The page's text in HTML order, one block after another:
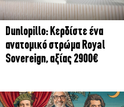
Dunlopillo: Κερδίστε ένα
ανατομικό στρώμα Royal
Sovereign, αξίας 2900€